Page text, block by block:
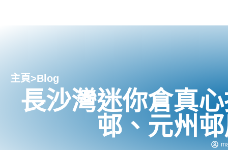
主頁>Blog
長沙灣迷你倉真
邨、元州